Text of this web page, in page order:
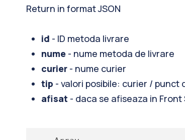
Return in format JSON
id - ID metoda livrare
nume - nume metoda de livrare
curier - nume curier
tip - valori posibile: curier /
afisat - daca se afiseaza in